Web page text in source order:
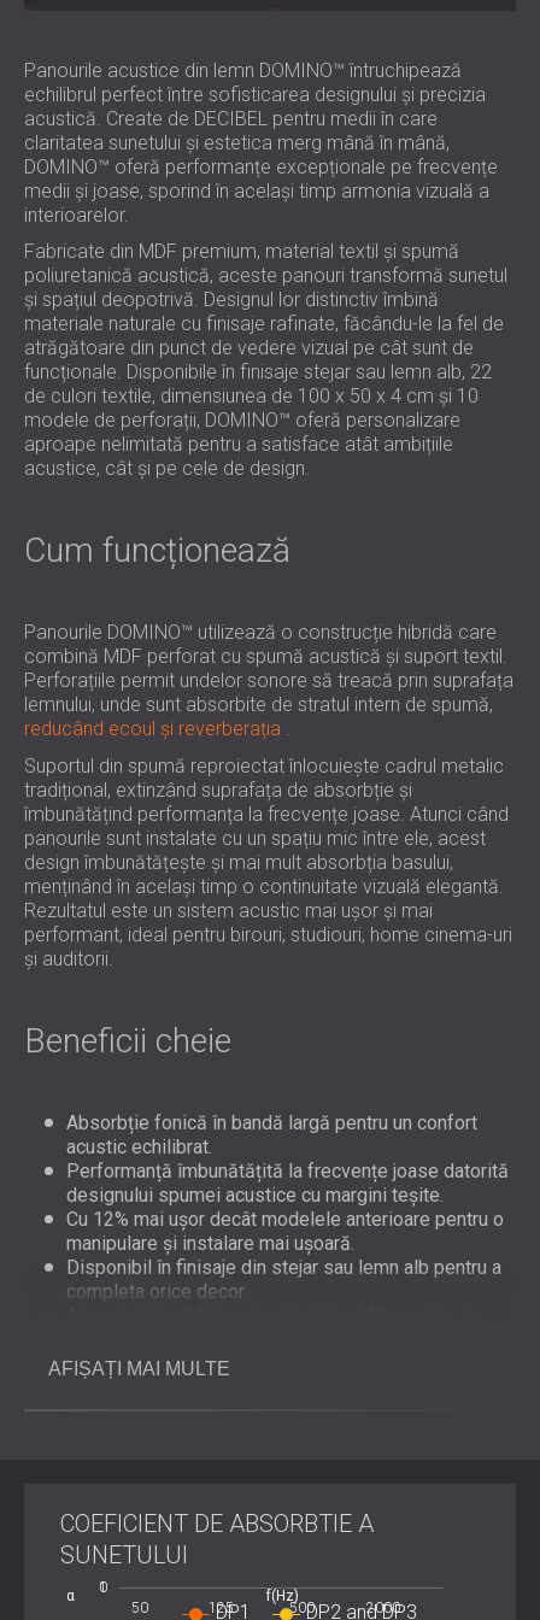
Panourile acustice din lemn DOMINO™ întruchipează
echilibrul perfect între sofisticarea designului și precizia
acustică. Create de DECIBEL pentru medii în care
claritatea sunetului și estetica merg mână în mână,
DOMINO™ oferă performanțe excepționale pe frecvențe
medii și joase, sporind în același timp armonia vizuală a
interioarelor.
Fabricate din MDF premium, material textil și spumă
poliuretanică acustică, aceste panouri transformă sunetul
și spațiul deopotrivă. Designul lor distinctiv îmbină
materiale naturale cu finisaje rafinate, făcându-le la fel de
atrăgătoare din punct de vedere vizual pe cât sunt de
funcționale. Disponibile în finisaje stejar sau lemn alb, 22
de culori textile, dimensiunea de 100 x 50 x 4 cm și 10
modele de perforații, DOMINO™ oferă personalizare
aproape nelimitată pentru a satisface atât ambițiile
acustice, cât și pe cele de design.
Cum funcționează
Panourile DOMINO™ utilizează o construcție hibridă care
combină MDF perforat cu spumă acustică și suport textil.
Perforațiile permit undelor sonore să treacă prin suprafața
lemnului, unde sunt absorbite de stratul intern de spumă,
reducând ecoul și reverberația .
Suportul din spumă reproiectat înlocuiește cadrul metalic
tradițional, extinzând suprafața de absorbție și
îmbunătățind performanța la frecvențe joase. Atunci când
panourile sunt instalate cu un spațiu mic între ele, acest
design îmbunătățește și mai mult absorbția basului,
menținând în același timp o continuitate vizuală elegantă.
Rezultatul este un sistem acustic mai ușor și mai
performant, ideal pentru birouri, studiouri, home cinema-uri
și auditorii.
Beneficii cheie
Absorbție fonică în bandă largă pentru un confort
acustic echilibrat.
Performanță îmbunătățită la frecvențe joase datorită
designului spumei acustice cu margini teșite.
Cu 12% mai ușor decât modelele anterioare pentru o
manipulare și instalare mai ușoară.
Disponibil în finisaje din stejar sau lemn alb pentru a
completa orice decor.
Mai multe perforații oferă o eficiență mai mare de
Designul elegant se integrează fără efort în pereți și
Prezentare generală a instalării
AFIȘAȚI MAI MULTE
COEFICIENT DE ABSORBTIE A
SUNETULUI
α
0.5
0
1
L
50 125 500 2000
f(Hz)
DP1 DP2 and DP3